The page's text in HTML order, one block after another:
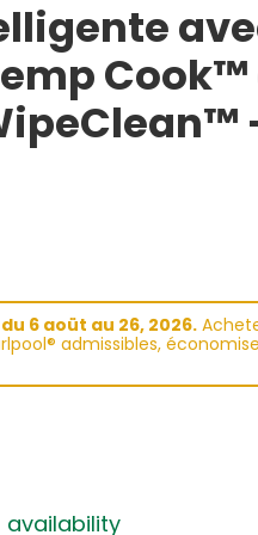
Cook™
6 aoüt au 26, 2026.
admissibles,